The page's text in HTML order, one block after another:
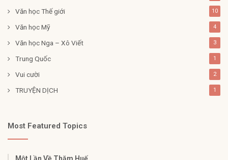
Văn học Thế giới 10
Văn học Mỹ 4
Văn học Nga – Xô Viết 3
Trung Quốc 1
Vui cười 2
TRUYỆN DỊCH 1
Most Featured Topics
Một Lần Về Thăm Huế